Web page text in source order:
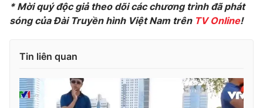
Video Shorts video
VTV Money
VTV Sức khoẻ Bất động sản
* Mời quý độc giả theo dõi các chương trình đã phát
sóng của Đài Truyền hình Việt Nam trên TV Online!
Tin liên quan